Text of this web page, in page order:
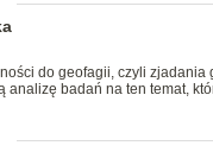
do geofagii, czyli
badań na ten temat,